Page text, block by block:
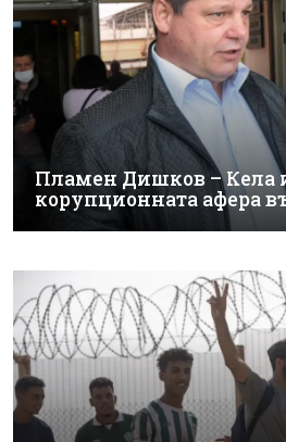
Пламен Дишков – Кела
корупционната афера